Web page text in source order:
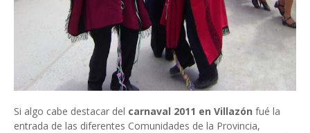
Si algo cabe destacar del carnaval 2011 en Villazón fué la
entrada de las diferentes Comunidades de la Provincia,